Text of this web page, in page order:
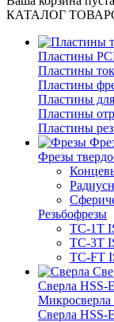
КАТАЛОГ
Пластины
Пластины
Пластины
Пластины
Пластины
Пластины
Фрезы
Резьбофрезы
TC-1T
TC-3T
TC-FT
Cверла
Сверла HSS-